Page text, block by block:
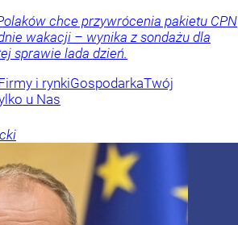
chce przywrócenia pakietu CPN
wakacji – wynika z sondażu dla
sprawie lada dzień.
i rynkiGospodarkaTwój
u Nas